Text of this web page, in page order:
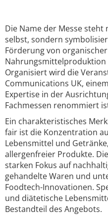
Die Name der Messe
selbst, sondern
Förderung von
Nahrungsmittelproduktion
Organisiert wird die
Communications UK,
Expertise in der
Fachmessen renommiert
Ein charakteristisches
fair ist die Konzentration
Lebensmittel und
allergenfreier Produkte.
starken Fokus auf
gehandelte Waren und
Foodtech-Innovationen.
und diätetische
Bestandteil des Angebots.